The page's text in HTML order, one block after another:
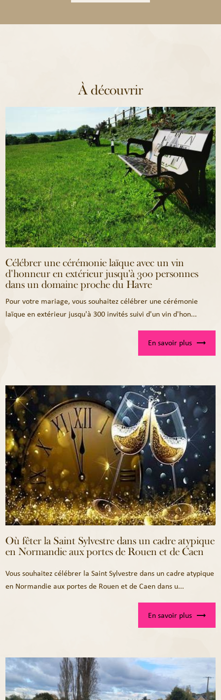
À découvrir
Célébrer une cérémonie laïque avec un vin
d'honneur en extérieur jusqu'à 300 personnes
dans un domaine proche du Havre
Pour votre mariage, vous souhaitez célébrer une cérémonie
laïque en extérieur jusqu'à 300 invités suivi d'un vin d'hon...
En savoir plus
Où fêter la Saint Sylvestre dans un cadre atypique
en Normandie aux portes de Rouen et de Caen
Vous souhaitez célébrer la Saint Sylvestre dans un cadre atypique
en Normandie aux portes de Rouen et de Caen dans u...
En savoir plus